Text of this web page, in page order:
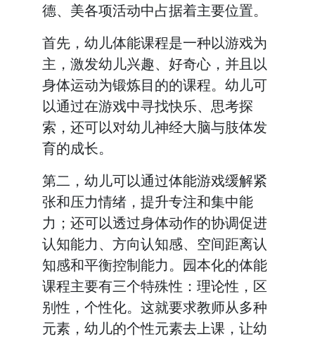
德、美各项活动中占据着主要位置。
首先，幼儿体能课程是一种以游戏为
主，激发幼儿兴趣、好奇心，并且以
身体运动为锻炼目的的课程。幼儿可
以通过在游戏中寻找快乐、思考探
索，还可以对幼儿神经大脑与肢体发
育的成长。
第二，幼儿可以通过体能游戏缓解紧
张和压力情绪，提升专注和集中能
力；还可以透过身体动作的协调促进
认知能力、方向认知感、空间距离认
知感和平衡控制能力。园本化的体能
课程主要有三个特殊性：理论性，区
别性，个性化。这就要求教师从多种
元素，幼儿的个性元素去上课，让幼